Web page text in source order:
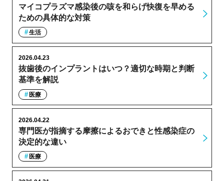
マイコプラズマ感染後の咳を和らげ快復を早める
ための具体的な対策
生活
抜歯後のインプラントはいつ？適切な時期と判断
基準を解説
2026.04.23
医療
専門医が指摘する摩擦によるおできと性感染症の
決定的な違い
2026.04.22
医療